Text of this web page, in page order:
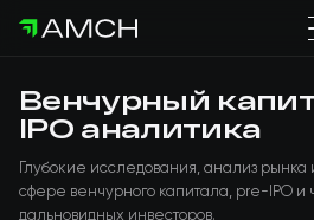
Венчурный
IPO аналитика
Глубокие исследования, анализ рынка
сфере венчурного капитала, pre-IPO и
дальновидных инвесторов.